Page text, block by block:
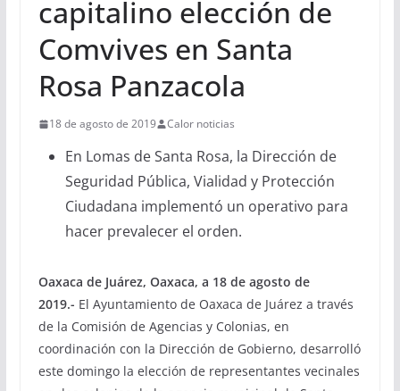
capitalino elección de
Comvives en Santa
Rosa Panzacola
18 de agosto de 2019 Calor noticias
En Lomas de Santa Rosa, la Dirección de
Seguridad Pública, Vialidad y Protección
Ciudadana implementó un operativo para
hacer prevalecer el orden.
Oaxaca de Juárez, Oaxaca, a 18 de agosto de
2019.- El Ayuntamiento de Oaxaca de Juárez a través
de la Comisión de Agencias y Colonias, en
coordinación con la Dirección de Gobierno, desarrolló
este domingo la elección de representantes vecinales